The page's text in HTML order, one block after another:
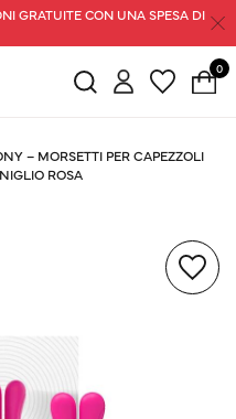
GRATUITE CON UNA SPESA DI
0
– MORSETTI PER CAPEZZOLI
ROSA